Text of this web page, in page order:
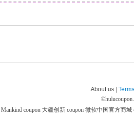
About us |
©
Mankind coupon 大疆创新 coupon 微软中国官方商城